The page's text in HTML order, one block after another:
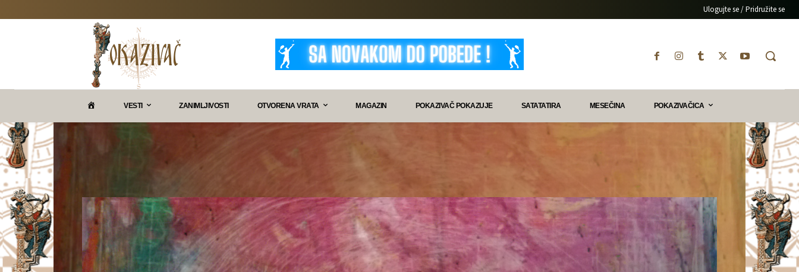
Ulogujte se / Pridružite se
A
VESTI ZANIMLJIVOSTI OTVORENA VRATA MAGAZIN POKAZIVAČ POKAZUJE SATATATIRA MESEČINA POKAZIVAČICA